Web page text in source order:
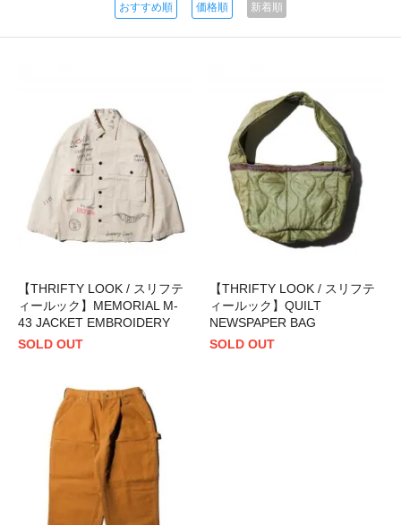
おすすめ順 価格順 新着順
【THRIFTY LOOK / スリフテ
ィールック】MEMORIAL M-
43 JACKET EMBROIDERY
SOLD OUT
【THRIFTY LOOK / スリフテ
ィールック】QUILT
NEWSPAPER BAG
SOLD OUT